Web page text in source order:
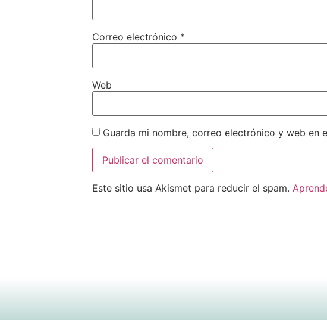
Correo electrónico *
Web
Guarda mi nombre, correo electrónico y web en
Este sitio usa Akismet para reducir el spam.